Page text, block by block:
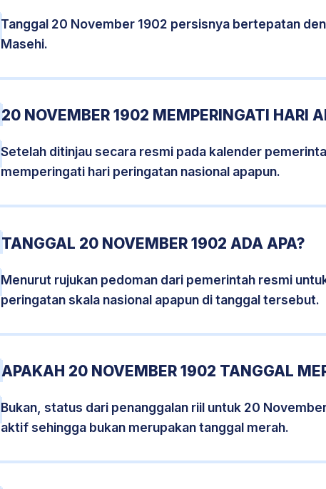
Tanggal 20 November 1902 persisnya bertepatan
Masehi.
20 NOVEMBER 1902 MEMPERINGATI HARI
Setelah ditinjau secara resmi pada kalender
memperingati hari peringatan nasional apapun.
TANGGAL 20 NOVEMBER 1902 ADA APA?
Menurut rujukan pedoman dari pemerintah resmi
peringatan skala nasional apapun di tanggal tersebut.
APAKAH 20 NOVEMBER 1902 TANGGAL
Bukan, status dari penanggalan riil untuk 20
aktif sehingga bukan merupakan tanggal merah.